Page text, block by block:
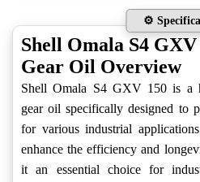
⚙️
Shell Omala S4
Gear Oil Overview
Shell Omala S4 GXV 150 is a
gear oil specifically designed to
for various industrial
enhance the efficiency and
it an essential choice for